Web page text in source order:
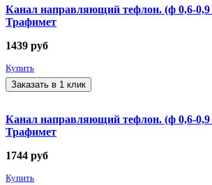
Канал направляющий тефлон. (ф 0,6-
Трафимет
1439 руб
Купить
Заказать в 1 клик
Канал направляющий тефлон. (ф 0,6-
Трафимет
1744 руб
Купить